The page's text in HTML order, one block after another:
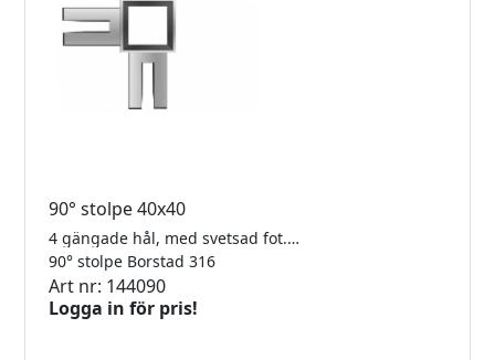
90° stolpe 40x40
4 gängade hål, med svetsad fot. 40x40 x 2,0mm
90° stolpe Borstad 316
Art nr: 144090
Logga in för pris!